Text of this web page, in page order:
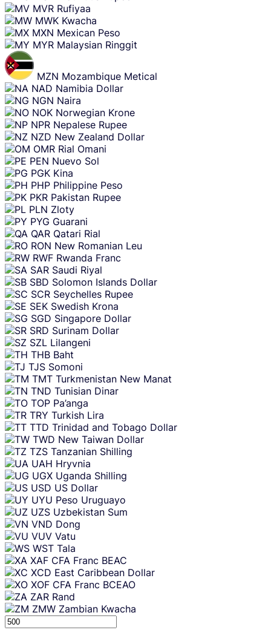
MVR Rufiyaa
MWK Kwacha
MXN Mexican Peso
MYR Malaysian Ringgit
MZN Mozambique Metical
NAD Namibia Dollar
NGN Naira
NOK Norwegian Krone
NPR Nepalese Rupee
NZD New Zealand Dollar
OMR Rial Omani
PEN Nuevo Sol
PGK Kina
PHP Philippine Peso
PKR Pakistan Rupee
PLN Zloty
PYG Guarani
QAR Qatari Rial
RON New Romanian Leu
RWF Rwanda Franc
SAR Saudi Riyal
SBD Solomon Islands Dollar
SCR Seychelles Rupee
SEK Swedish Krona
SGD Singapore Dollar
SRD Surinam Dollar
SZL Lilangeni
THB Baht
TJS Somoni
TMT Turkmenistan New Manat
TND Tunisian Dinar
TOP Pa’anga
TRY Turkish Lira
TTD Trinidad and Tobago Dollar
TWD New Taiwan Dollar
TZS Tanzanian Shilling
UAH Hryvnia
UGX Uganda Shilling
USD US Dollar
UYU Peso Uruguayo
UZS Uzbekistan Sum
VND Dong
VUV Vatu
WST Tala
XAF CFA Franc BEAC
XCD East Caribbean Dollar
XOF CFA Franc BCEAO
ZAR Rand
ZMW Zambian Kwacha